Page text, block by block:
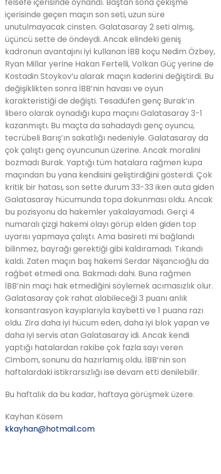
içerisinde geçen maçın son seti, uzun süre
unutulmayacak cinsten. Galatasaray 2 seti almış,
üçüncü sette de öndeydi. Ancak elindeki geniş
kadronun avantajını iyi kullanan İBB koçu Nedim Özbey,
Ryan Millar yerine Hakan Fertelli, Volkan Güç yerine de
Kostadin Stoykov’u alarak maçın kaderini değiştirdi. Bu
değişiklikten sonra İBB’nin havası ve oyun
karakteristiği de değişti. Tesadüfen genç Burak’ın
libero olarak oynadığı kupa maçını Galatasaray 3-1
kazanmıştı. Bu maçta da sahadaydı genç oyuncu,
tecrübeli Barış’ın sakatlığı nedeniyle. Galatasaray da
çok çalıştı genç oyuncunun üzerine. Ancak moralini
bozmadı Burak. Yaptığı tüm hatalara rağmen kupa
maçından bu yana kendisini geliştirdiğini gösterdi. Çok
kritik bir hatası, son sette durum 33-33 iken auta giden
Galatasaray hücumunda topa dokunması oldu. Ancak
bu pozisyonu da hakemler yakalayamadı. Gerçi 4
numaralı çizgi hakemi olayı görüp elden giden top
uyarısı yapmaya çalıştı. Ama basireti mi bağlandı
bilinmez, bayrağı gerektiği gibi kaldıramadı. Tıkandı
kaldı. Zaten maçın baş hakemi Serdar Nişancıoğlu da
rağbet etmedi ona. Bakmadı dahi. Buna rağmen
İBB’nin maçı hak etmediğini söylemek acımasızlık olur.
Galatasaray çok rahat alabileceği 3 puanı anlık
konsantrasyon kayıplarıyla kaybetti ve 1 puana razı
oldu. Zira daha iyi hücum eden, daha iyi blok yapan ve
daha iyi servis atan Galatasaray idi. Ancak kendi
yaptığı hatalardan rakibe çok fazla sayı veren
Cimbom, sonunu da hazırlamış oldu. İBB’nin son
haftalardaki istikrarsızlığı ise devam etti denilebilir.
Bu haftalık da bu kadar, haftaya görüşmek üzere.
Kayhan Kösem
kkayhan@hotmail.com